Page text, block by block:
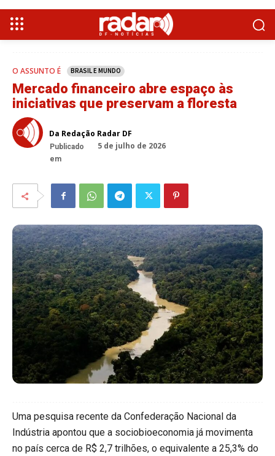
O ASSUNTO É BRASIL E MUNDO
Mercado financeiro abre espaço às
iniciativas que preservam a floresta
Da Redação Radar DF
Publicado
em
5 de julho de 2026
Uma pesquisa recente da Confederação Nacional da
Indústria apontou que a sociobioeconomia já movimenta
no país cerca de R$ 2,7 trilhões, o equivalente a 25,3% do